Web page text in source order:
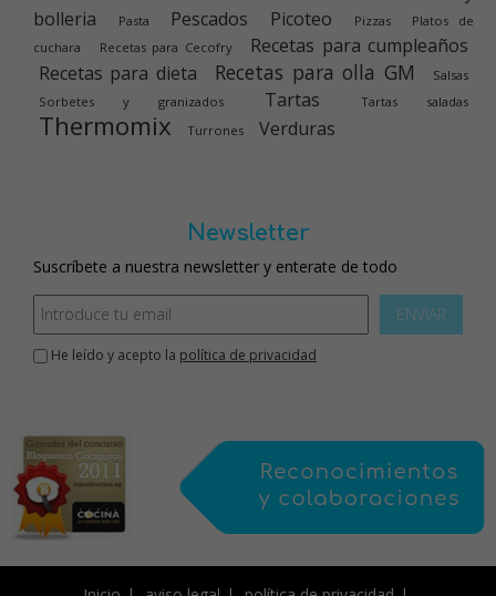
bolleria
Pasta Pescados Picoteo Pizzas
Platos de
cuchara
Recetas para Cecofry
Recetas para cumpleaños
Recetas para dieta
Recetas para olla GM
Salsas
Sorbetes y granizados
Tartas Tartas saladas
Thermomix Turrones Verduras
Newsletter
Suscríbete a nuestra newsletter y enterate de todo
ENVIAR
He leído y acepto la política de privacidad